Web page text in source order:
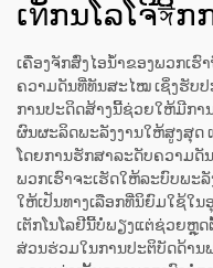
ເทັກນໂລໂຈີঈິ
ເຄື່ອງຈັກສົ່ງໄອນ້ຳຂອງພວກເຮົ
ຄວາມດັນທີ່ທັນສະໄໝ ເຊິ່ງຮັບ
ການປະດິດສ້າງນີ້ຊ່ວຍໃຫ້ມີກາ
ຜົນຜະລິດພະລັງງານໃຫ້ສູງສຸດ
ໂດຍການຮັກສາລະດັບຄວາມດັ
ພວກເຮົາຈະເຮັດໃຫ້ລະບົບພະ
ໃຫ້ເປັນທາງເລືອກທີ່ນິຍົມໃຊ້ໃ
ເຕັກໂນໂລຢີນີ້ບໍ່ພຽງແຕ່ຊ່ວຍຫຼຸດ
ສ່ວນຮ່ວມໃນການປະຕິບັດດ້ານ